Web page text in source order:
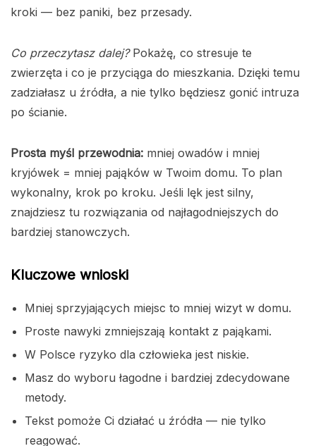
kroki — bez paniki, bez przesady.
Co przeczytasz dalej?Pokażę, co stresuje te
zwierzęta i co je przyciąga do mieszkania. Dzięki temu
zadziałasz u źródła, a nie tylko będziesz gonić intruza
po ścianie.
Prosta myśl przewodnia: mniej owadów i mniej
kryjówek = mniej pająków w Twoim domu. To plan
wykonalny, krok po kroku. Jeśli lęk jest silny,
znajdziesz tu rozwiązania od najłagodniejszych do
bardziej stanowczych.
Kluczowe wnioski
Mniej sprzyjających miejsc to mniej wizyt w domu.
Proste nawyki zmniejszają kontakt z pająkami.
W Polsce ryzyko dla człowieka jest niskie.
Masz do wyboru łagodne i bardziej zdecydowane
metody.
Tekst pomoże Ci działać u źródła — nie tylko
reagować.